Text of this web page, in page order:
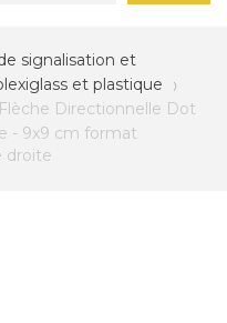
signalisation et
et plastique
Directionnelle Dot
- 9x9 cm format
droite